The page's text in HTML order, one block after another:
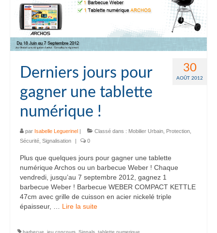
30
AOÛT 2012
Derniers jours pour
gagner une tablette
numérique !
par Isabelle Leguerinel | Classé dans : Mobilier Urbain Protection
Sécurité Signalisation | 0
Plus que quelques jours pour gagner une tablette
numérique Archos ou un barbecue Weber ! Chaque
vendredi, jusqu’au 7 septembre 2012, gagnez 1
barbecue Weber ! Barbecue WEBER COMPACT KETTLE
47cm avec grille de cuisson en acier nickelé triple
épaisseur, … Lire la suite­­
barbecue jeu concours Signals tablette numerique